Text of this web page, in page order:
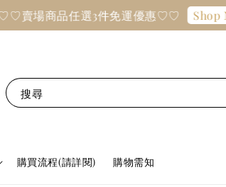
商品任選3件免運優惠♡♡ Shop Now
搜尋
購買流程(請詳閱) 購物需知